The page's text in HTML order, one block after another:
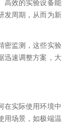
高效的实验设备能
发周期，从而为新
监测，这些实验
迅速调整方案，大
实际使用环境中
用场景，如极端温